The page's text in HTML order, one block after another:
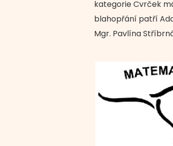
kategorie Cvrček
blahopřání patří
Mgr. Pavlína